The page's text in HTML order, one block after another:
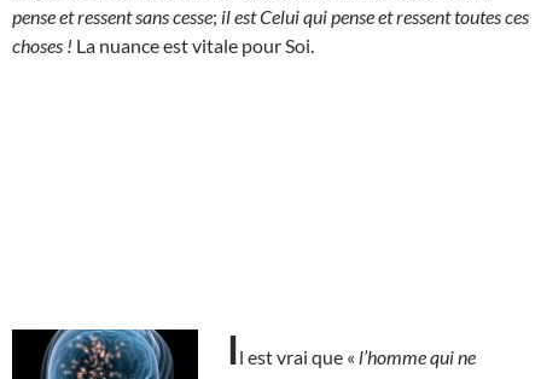
pense et ressent sans cesse; il est Celui qui pense et ressent toutes ces
choses ! La nuance est vitale pour Soi.
Il est vrai que « l’homme qui ne